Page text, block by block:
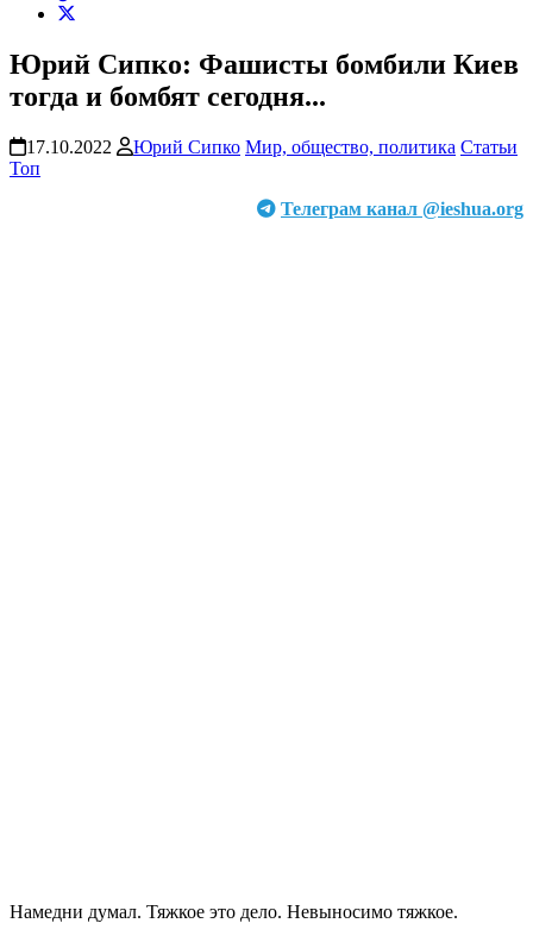
Юрий Сипко: Фашисты бомбили Киев
тогда и бомбят сегодня...
17.10.2022 Юрий Сипко Мир, общество, политика Статьи
Топ
Телеграм канал @ieshua.org
Намедни думал. Тяжкое это дело. Невыносимо тяжкое.